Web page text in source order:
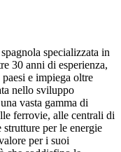
specializzata in
30 anni di esperienza,
e impiega oltre
nello sviluppo
vasta gamma di
ferrovie, alle centrali di
per le energie
per i suoi